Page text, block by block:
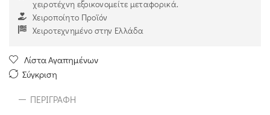
χειροτέχνη εξοικονομείτε μεταφορικά.
Χειροποίητο Προϊόν
Χειροτεχνημένο στην Ελλάδα
Λίστα Αγαπημένων
Σύγκριση
ΠΕΡΙΓΡΑΦΉ